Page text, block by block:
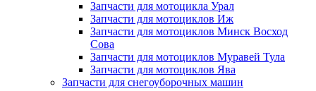
Запчасти для мотоцикла Урал
Запчасти для мотоциклов Иж
Запчасти для мотоциклов Минск Восход
Сова
Запчасти для мотоциклов Муравей Тула
Запчасти для мотоциклов Ява
Запчасти для снегоуборочных машин